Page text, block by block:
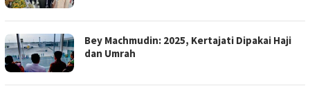
Bey Machmudin: 2025, Kertajati Dipakai Haji
dan Umrah